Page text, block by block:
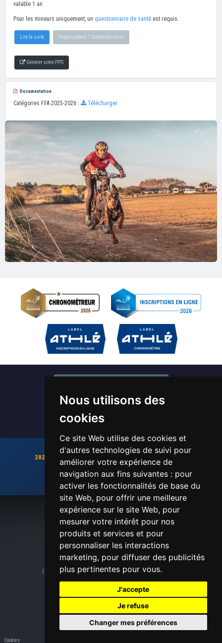
Nous utilisons des
cookies
Ce site Web utilise des cookies et
d'autres technologies de suivi pour
améliorer votre expérience de
navigation aux fins suivantes : pour
activer les fonctionnalités de base du
site Web, pour offrir une meilleure
expérience sur le site Web, pour
mesurer votre intérêt pour nos
produits et services et pour
personnaliser les interactions
marketing, pour diffuser des publicités
plus pertinentes pour vous.
J'accepte
Je refuse
Changer mes préférences
Cookies
valable 1 an.
Pour les mineurs uniquement, un questionnaire de santé est requis.
Lire la suite Organisateur ? Contactez-nous
Générer votre PPS
Documentation
Catégories FFA 2025-2026 : Télécharger
Devenir bénévole / Chronométreur
2026 sera une année pleine d'exploits, et de records !!
Gardez le cap !!
Chronométrage, inscriptions en ligne, dossards
ATS-SPORT
© Copyright ATS-SPORT 2026
En cas de difficultés techniques contacter leWebmaster
Mentions légales